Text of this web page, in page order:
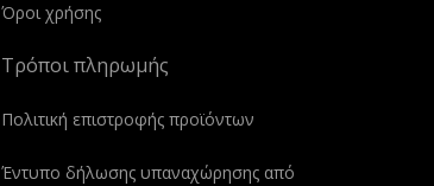
Όροι χρήσης
Τρόποι πληρωμής
Πολιτική επιστροφής προϊόντων
Έντυπο δήλωσης υπαναχώρησης από